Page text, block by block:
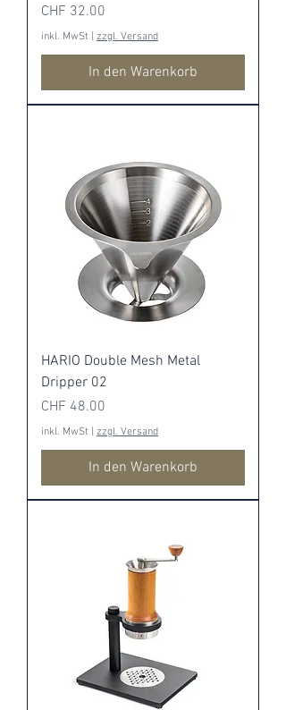
Preis
CHF 32.00
inkl. MwSt zzgl. Versand
In den Warenkorb
HARIO Double Mesh Metal
Dripper 02
Preis
CHF 48.00
inkl. MwSt zzgl. Versand
In den Warenkorb